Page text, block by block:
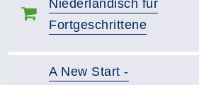
Niederländisch für
Fortgeschrittene
A New Start -